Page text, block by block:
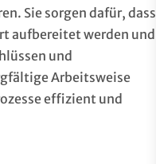
Sie sorgen dafür, dass
aufbereitet werden und
und
Arbeitsweise
effizient und